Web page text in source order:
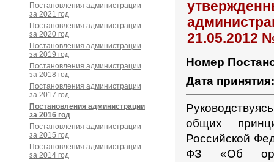
21.05.2012
Номер
Дата
общих
Российской
ФЗ «Об
Постановления администрации
за 2021 год
Постановления администрации
за 2020 год
Постановления администрации
за 2019 год
Постановления администрации
за 2018 год
Постановления администрации
за 2017 год
Постановления администрации
за 2016 год
Постановления администрации
за 2015 год
Постановления администрации
за 2014 год